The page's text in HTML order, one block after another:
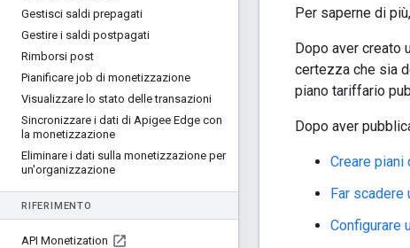
Gestisci saldi prepagati
Gestire i saldi postpagati
Rimborsi post
Pianificare job di monetizzazione
Visualizzare lo stato delle transazioni
Sincronizzare i dati di Apigee Edge con
la monetizzazione
Eliminare i dati sulla monetizzazione per
un'organizzazione
RIFERIMENTO
API Monetization
Per saperne di
Dopo aver creato
certezza che sia
piano tariffario
Dopo aver
Creare
Far scadere
Configurare